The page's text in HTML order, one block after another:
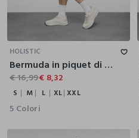
HOLISTIC
Bermuda in piquet di cotone con coulisse uomo
€ 16,99€ 8,32
S M L XL XXL
5 Colori